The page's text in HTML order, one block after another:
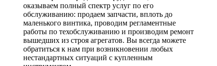
оказываем полный спектр услуг по его
обслуживанию: продаем запчасти, вплоть до
маленького винтика, проводим регламентные
работы по техобслуживанию и производим ремонт
вышедших из строя агрегатов. Вы всегда можете
обратиться к нам при возникновении любых
нестандартных ситуаций с купленным